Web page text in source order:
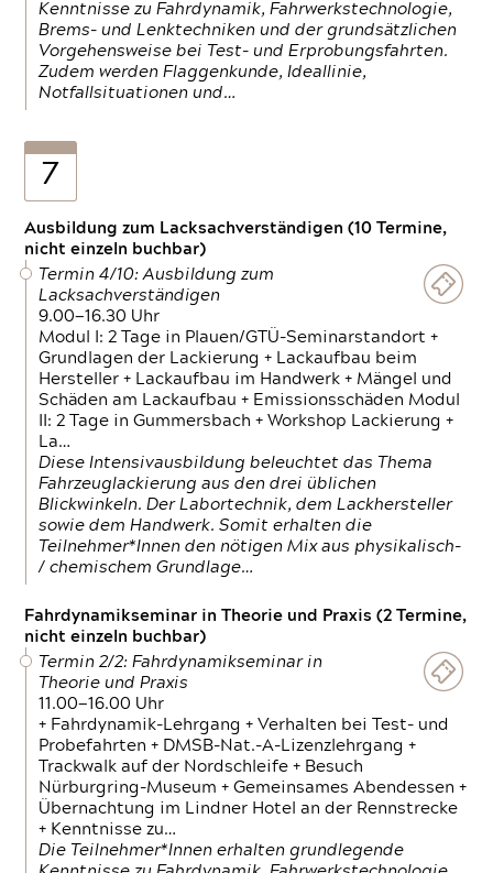
Kenntnisse zu Fahrdynamik, Fahrwerkstechnologie,
Brems- und Lenktechniken und der grundsätzlichen
Vorgehensweise bei Test- und Erprobungsfahrten.
Zudem werden Flaggenkunde, Ideallinie,
Notfallsituationen und…
7
Ausbildung zum Lacksachverständigen (10 Termine,
nicht einzeln buchbar)
Termin 4/10: Ausbildung zum
Lacksachverständigen
9.00—16.30 Uhr
Modul I: 2 Tage in Plauen/GTÜ-Seminarstandort +
Grundlagen der Lackierung + Lackaufbau beim
Hersteller + Lackaufbau im Handwerk + Mängel und
Schäden am Lackaufbau + Emissionsschäden Modul
II: 2 Tage in Gummersbach + Workshop Lackierung +
La…
Diese Intensivausbildung beleuchtet das Thema
Fahrzeuglackierung aus den drei üblichen
Blickwinkeln. Der Labortechnik, dem Lackhersteller
sowie dem Handwerk. Somit erhalten die
Teilnehmer*Innen den nötigen Mix aus physikalisch-
/ chemischem Grundlage…
Fahrdynamikseminar in Theorie und Praxis (2 Termine,
nicht einzeln buchbar)
Termin 2/2: Fahrdynamikseminar in
Theorie und Praxis
11.00—16.00 Uhr
+ Fahrdynamik-Lehrgang + Verhalten bei Test- und
Probefahrten + DMSB-Nat.-A-Lizenzlehrgang +
Trackwalk auf der Nordschleife + Besuch
Nürburgring-Museum + Gemeinsames Abendessen +
Übernachtung im Lindner Hotel an der Rennstrecke
+ Kenntnisse zu…
Die Teilnehmer*Innen erhalten grundlegende